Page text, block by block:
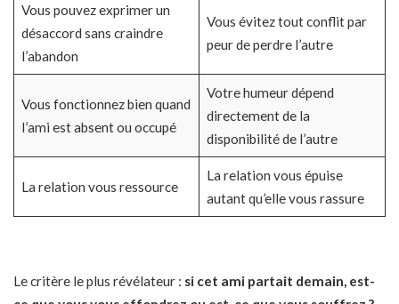
Vous pouvez exprimer un
désaccord sans craindre
l’abandon
Vous évitez tout conflit par
peur de perdre l’autre
Vous fonctionnez bien quand
l’ami est absent ou occupé
Votre humeur dépend
directement de la
disponibilité de l’autre
La relation vous ressource
La relation vous épuise
autant qu’elle vous rassure
Le critère le plus révélateur : si cet ami partait demain, est-